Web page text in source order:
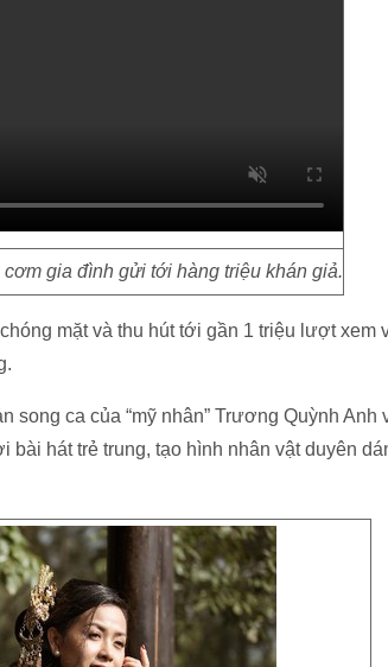
gia đình gửi tới hàng triệu khán giả.
mặt và thu hút tới gần 1 triệu lượt xem
ca của “mỹ nhân” Trương Quỳnh Anh
bài hát trẻ trung, tạo hình nhân vật duyên